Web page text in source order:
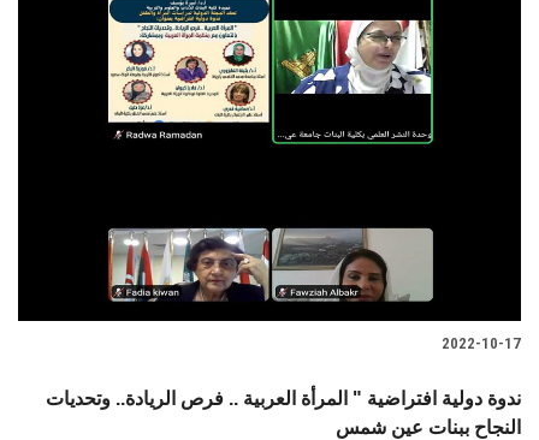
هيئة التدريس
الدراسات العليا
2022-10-17
ندوة دولية افتراضية " المرأة العربية .. فرص الريادة.. وتحديات
النجاح ببنات عين شمس